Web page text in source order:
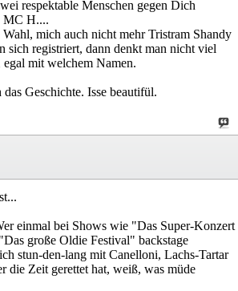
respektable Menschen gegen Dich
MC H....
mich auch nicht mehr Tristram Shandy
sich registriert, dann denkt man nicht viel
mit welchem Namen.
Geschichte. Isse beautifül.
einmal bei Shows wie "Das Super-Konzert
große Oldie Festival" backstage
stun-den-lang mit Canelloni, Lachs-Tartar
die Zeit gerettet hat, weiß, was müde